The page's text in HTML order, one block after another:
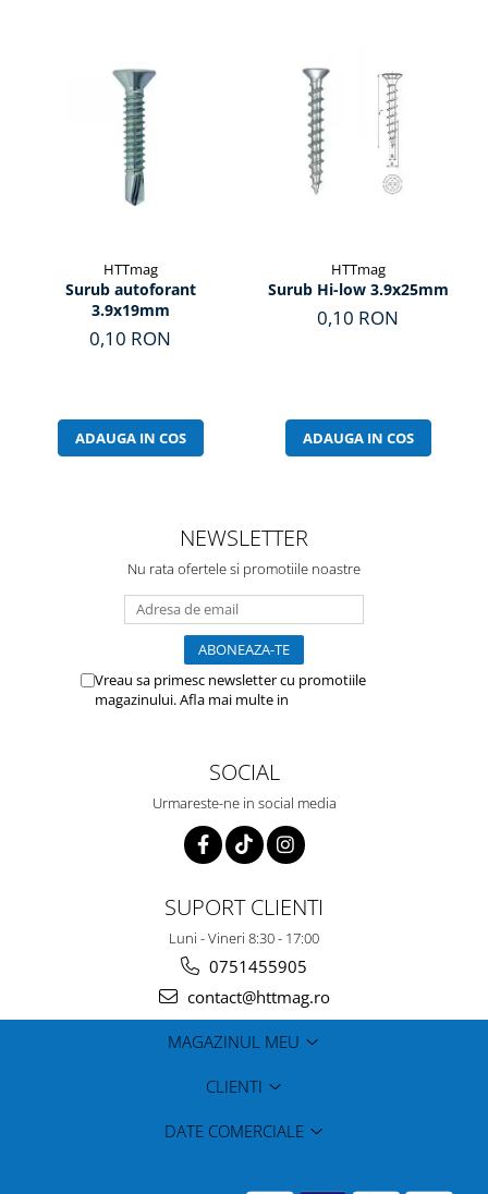
HTTmag
Surub autoforant
3.9x19mm
0,10 RON
ADAUGA IN COS
HTTmag
Surub Hi-low 3.9x25mm
0,10 RON
ADAUGA IN COS
NEWSLETTER
Nu rata ofertele si promotiile noastre
Vreau sa primesc newsletter cu promotiile
magazinului. Afla mai multe in
SOCIAL
Urmareste-ne in social media
SUPORT CLIENTI
Luni - Vineri 8:30 - 17:00
0751455905
contact@httmag.ro
MAGAZINUL MEU
CLIENTI
DATE COMERCIALE